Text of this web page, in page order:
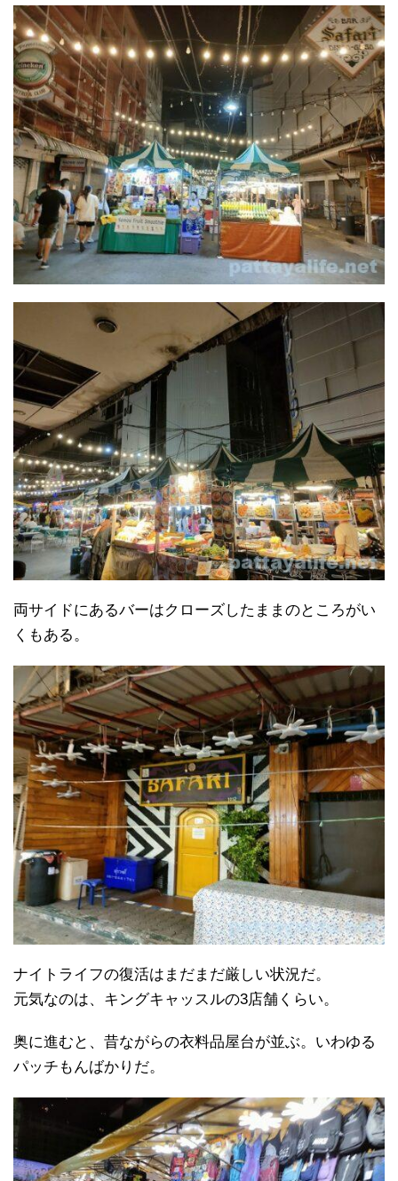
両サイドにあるバーはクローズしたままのところがい
くもある。
ナイトライフの復活はまだまだ厳しい状況だ。
元気なのは、キングキャッスルの3店舗くらい。
奥に進むと、昔ながらの衣料品屋台が並ぶ。いわゆる
パッチもんばかりだ。